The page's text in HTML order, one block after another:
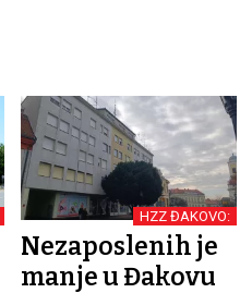
HZZ ĐAKOVO:
Nezaposlenih je
manje u Đakovu